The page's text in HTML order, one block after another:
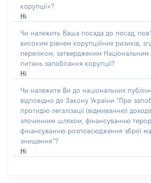
корупції»?
Ні
Чи належить Ваша посада до посад,
високим рівнем корупційних ризиків,
переліком, затвердженим Національним
питань запобігання корупції?
Ні
Чи належите Ви до національних
відповідно до Закону України “Про
протидію легалізації (відмиванню)
злочинним шляхом, фінансуванню
фінансуванню розповсюдження зброї
знищення”?
Ні